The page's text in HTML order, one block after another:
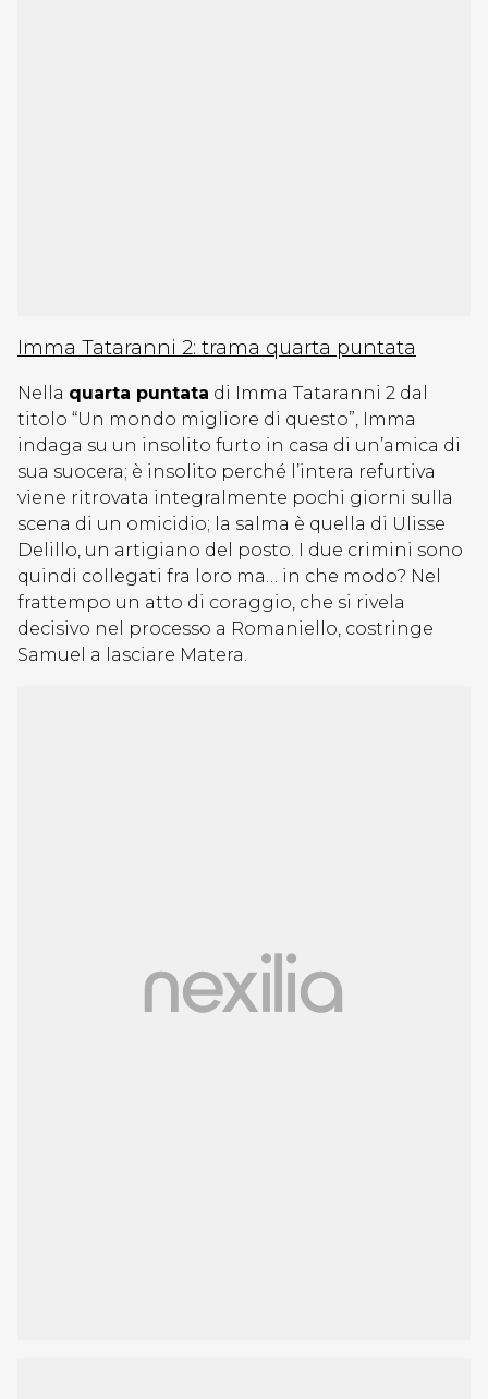
Imma Tataranni 2: trama quarta puntata
Nella quarta puntata di Imma Tataranni 2 dal
titolo “Un mondo migliore di questo”, Imma
indaga su un insolito furto in casa di un’amica di
sua suocera; è insolito perché l’intera refurtiva
viene ritrovata integralmente pochi giorni sulla
scena di un omicidio; la salma è quella di Ulisse
Delillo, un artigiano del posto. I due crimini sono
quindi collegati fra loro ma… in che modo? Nel
frattempo un atto di coraggio, che si rivela
decisivo nel processo a Romaniello, costringe
Samuel a lasciare Matera.